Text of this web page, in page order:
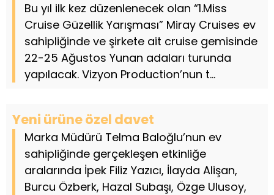
Bu yıl ilk kez düzenlenecek olan “1.Miss
Cruise Güzellik Yarışması” Miray Cruises ev
sahipliğinde ve şirkete ait cruise gemisinde
22-25 Ağustos Yunan adaları turunda
yapılacak. Vizyon Production’nun t...
Yeni ürüne özel davet
Marka Müdürü Telma Baloğlu’nun ev
sahipliğinde gerçekleşen etkinliğe
aralarında İpek Filiz Yazıcı, İlayda Alişan,
Burcu Özberk, Hazal Subaşı, Özge Ulusoy,